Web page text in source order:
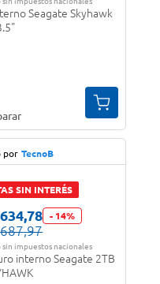
Seagate Skyhawk
por TecnoB
SIN INTERÉS
634,78 - 14%
687,97
sin impuestos nacionales
interno Seagate 2TB